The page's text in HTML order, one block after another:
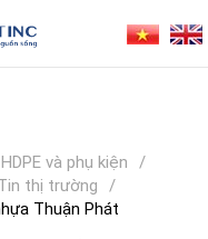
và phụ kiện
thị trường
Thuận Phát